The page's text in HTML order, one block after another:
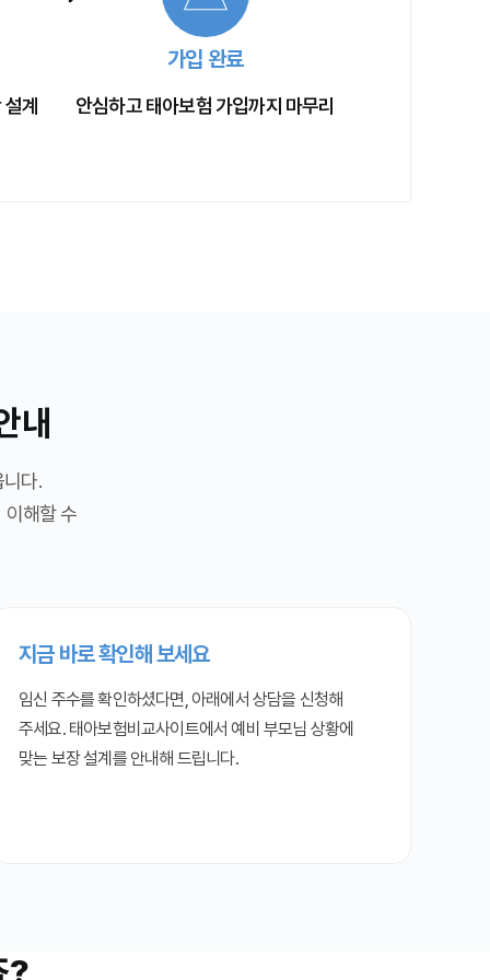
계
가입 완료
안심하고 태아보험 가입까지 마무리
내
다.
이해할 수
지금 바로 확인해 보세요
임신 주수를 확인하셨다면, 아래에서 상담을 신청해
주세요. 태아보험비교사이트에서 예비 부모님 상황에
맞는 보장 설계를 안내해 드립니다.